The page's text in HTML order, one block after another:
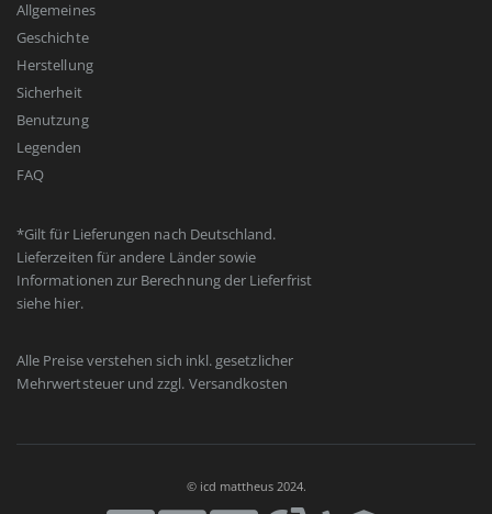
Allgemeines
Geschichte
Herstellung
Sicherheit
Benutzung
Legenden
FAQ
*Gilt für Lieferungen nach Deutschland.
Lieferzeiten für andere Länder sowie
Informationen zur Berechnung der Lieferfrist
siehe hier.
Alle Preise verstehen sich inkl. gesetzlicher
Mehrwertsteuer und zzgl. Versandkosten
© icd mattheus 2024.